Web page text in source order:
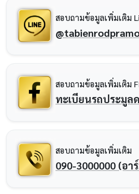
สอบถามข้อมูลเพิ่มเติม
สอบถามข้อมูลเพิ่มเติม
ทะเบียนรถประมูล
สอบถามข้อมูลเพิ่มเติม
090-3000000 (อา